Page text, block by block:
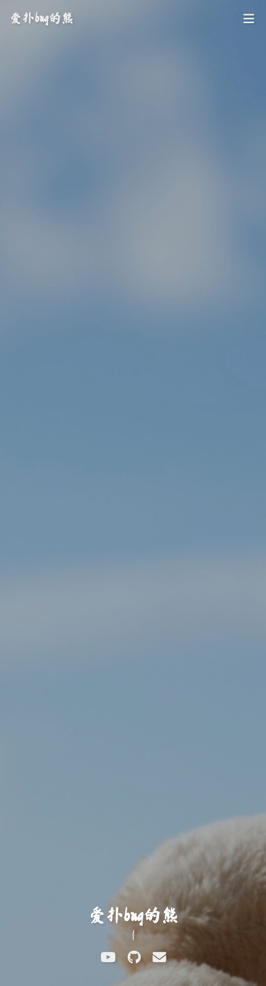
爱扑bug的熊
爱扑bug的熊
东岸绿阴|